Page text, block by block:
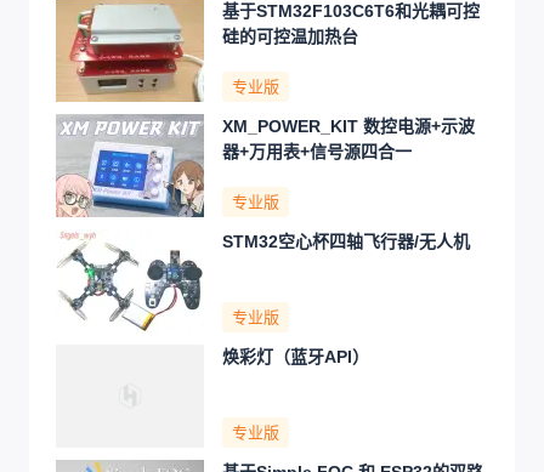
基于STM32F103C6T6和光耦可控
硅的可控温加热台
专业版
XM_POWER_KIT 数控电源+示波
器+万用表+信号源四合一
专业版
STM32空心杯四轴飞行器/无人机
专业版
焕彩灯（蓝牙API）
专业版